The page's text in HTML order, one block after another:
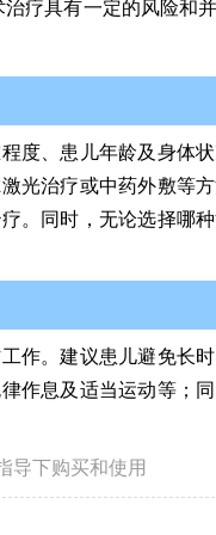
疗具有一定的风险和
度、患儿年龄及身体状
光治疗或中药外敷等
。同时，无论选择哪
作。建议患儿避免长
作息及适当运动等；
导下购买和使用